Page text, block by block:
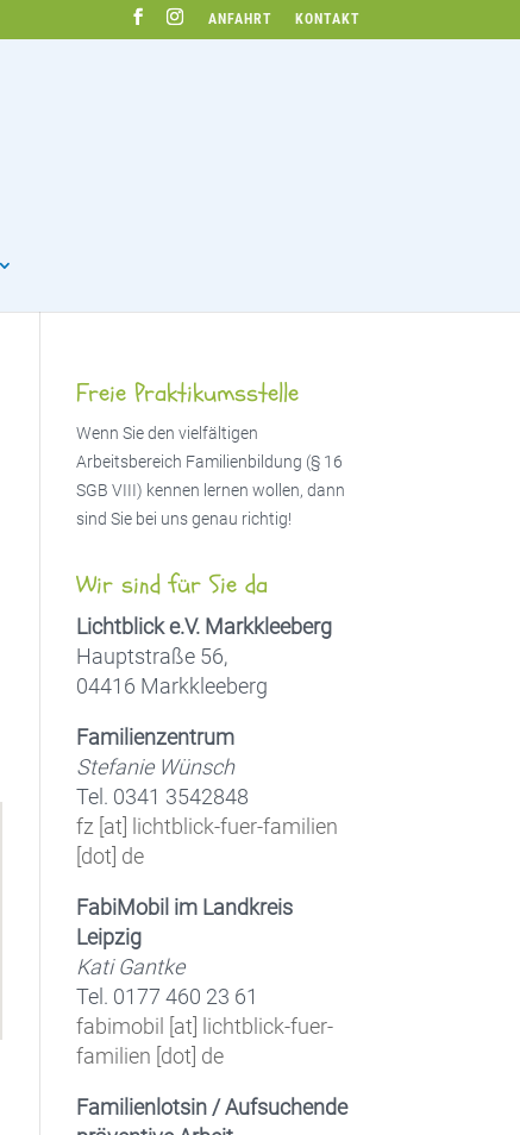
ANFAHRT KONTAKT
Office 365
Freie Praktikumsstelle
Wenn Sie den vielfältigen
Arbeitsbereich Familienbildung (§ 16
SGB VIII) kennen lernen wollen, dann
sind Sie bei uns genau richtig!
Wir sind für Sie da
Lichtblick e.V. Markkleeberg
Hauptstraße 56,
04416 Markkleeberg
Familienzentrum
Stefanie Wünsch
Tel. 0341 3542848
fz [at] lichtblick-fuer-familien
[dot] de
FabiMobil im Landkreis
Leipzig
Kati Gantke
Tel. 0177 460 23 61
fabimobil [at] lichtblick-fuer-
familien [dot] de
Familienlotsin / Aufsuchende